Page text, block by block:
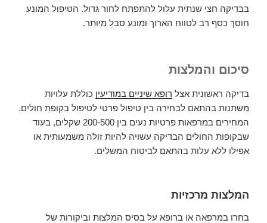
בבדיקה חצי שנתית עלול להתפתח לחור גדול. הטיפול המונע
חוסך כסף רב לטווח הארוך ומונע סבל מיותר.
סיכום והמלצות
בדיקה ראשונית אצל רופא שיניים במודיעין כוללת עלויות
משתנות בהתאם לבחירה בין טיפול פרטי לטיפול בקופת חולים.
המחירים במרפאות פרטיות נעים בין 200-500 שקלים, בעוד
שבקופות החולים הבדיקה עשויה להיות זולה משמעותית או
אפילו ללא עלות בהתאם לביטוח המשלים.
המלצות מרכזיות
בחרו במרפאה או ברופא על בסיס המלצות וביקורות של